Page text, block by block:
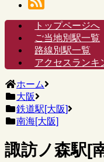
トップページへ
ご当地別駅一覧
路線別駅一覧
アクセスランキ
ホーム
大阪
鉄道駅[大阪]
南海[大阪]
諏訪ノ森駅[